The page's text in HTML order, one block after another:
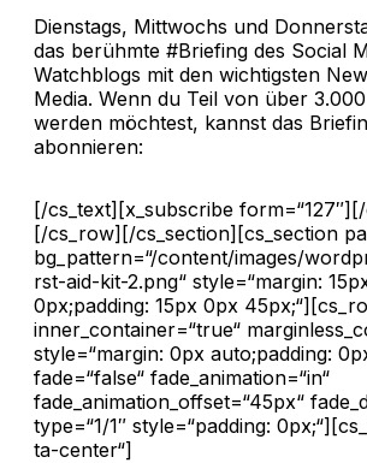
Dienstags, Mittwochs und
das berühmte #Briefing des Social
Watchblogs mit den wichtigsten
Media. Wenn du Teil von über
werden möchtest, kannst das
abonnieren:
[/cs_text][x_subscribe
[/cs_row][/cs_section][cs_section
bg_pattern=“/content/images/
rst-aid-kit-2.png“ style=“margin:
0px;padding: 15px 0px
inner_container=“true“
style=“margin: 0px auto;padding:
fade=“false“ fade_animation=“in“
fade_animation_offset=“45px“
type=“1/1″ style=“padding:
ta-center“]